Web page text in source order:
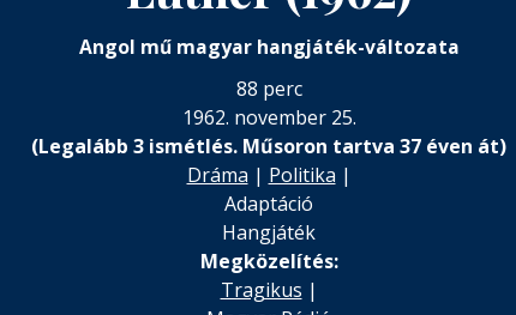
Angol mű magyar hangjáték-változata
88 perc
1962. november 25.
(Legalább 3 ismétlés. Műsoron tartva 37 éven át)
Dráma | Politika |
Adaptáció
Hangjáték
Megközelítés:
Tragikus |